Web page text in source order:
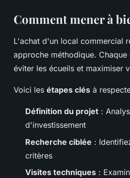
Comment mener à
L'achat d'un local commercial
approche méthodique.
éviter les écueils et maximiser
Voici les étapes clés à
Définition du projet :
d'investissement
Recherche ciblée :
critères
Visites techniques :